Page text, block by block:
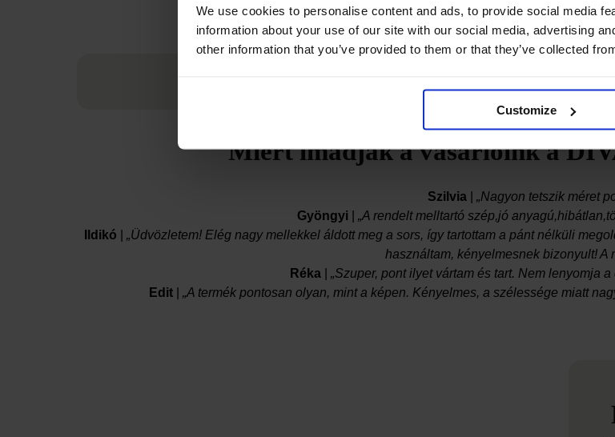
We use cookies to personalise content and ads, to provide social media
information about your use of our site with our social media, advertising
other information that you’ve provided to them or that they’ve collected
Customize
Miért imádják a vásárlóink a
Szilvia
„Nagyon tetszik méret
Gyöngyi
„A rendelt melltartó szép,jó
Ildikó
„Üdvözletem! Elég nagy mellekkel áldott meg a sors, így tartottam a pánt nélküli
használtam, kényelmesnek bizonyult! A
Réka
„Szuper, pont ilyet vártam és tart. Nem lenyomja
Edit
„A termék pontosan olyan, mint a képen. Kényelmes, a szélessége miatt